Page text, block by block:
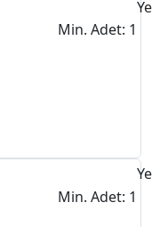
Min. Adet: 1
Min. Adet: 1